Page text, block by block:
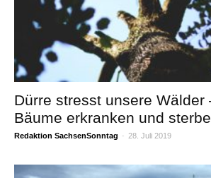
Dürre stresst unsere Wälder
Bäume erkranken und
Redaktion SachsenSonntag - 28. Juli 2019